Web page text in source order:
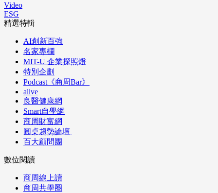
Video
ESG
精選特輯
AI創新百強
名家專欄
MIT-U 企業探照燈
特別企劃
Podcast《商周Bar》
alive
良醫健康網
Smart自學網
商周財富網
圓桌趨勢論壇
百大顧問團
數位閱讀
商周線上讀
商周共學圈